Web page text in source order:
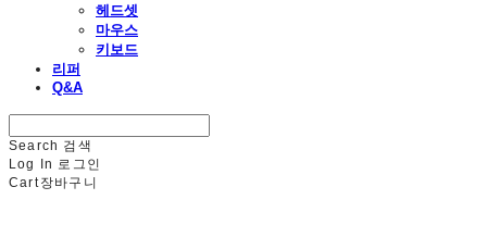
헤드셋
마우스
키보드
리퍼
Q&A
Search 검색
Log In 로그인
Cart장바구니